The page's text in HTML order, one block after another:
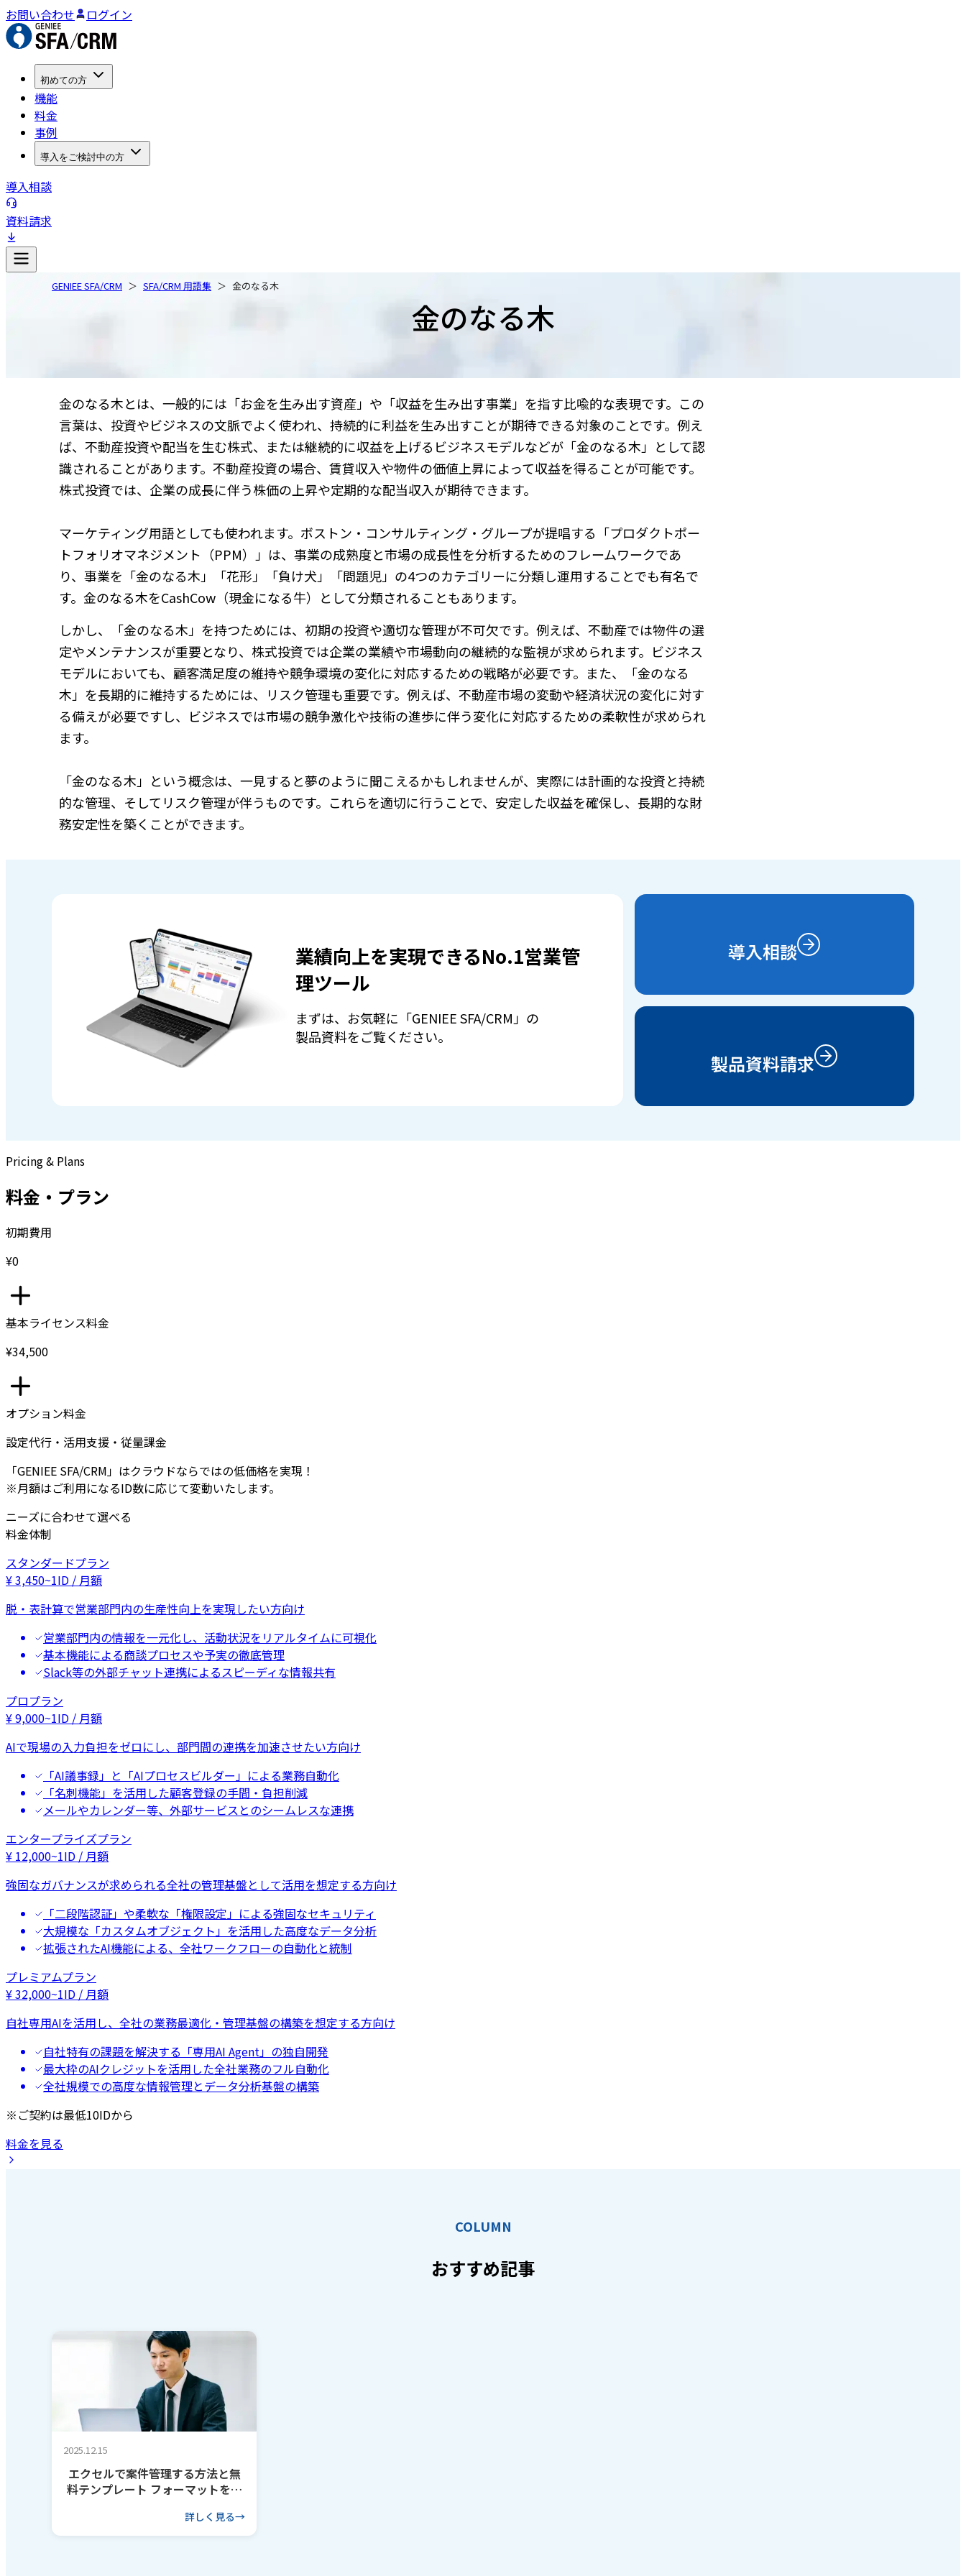
お問い合わせ ログイン
初めての方
機能
料金
事例
導入をご検討中の方
導入相談
資料請求
GENIEE SFA/CRM SFA/CRM 用語集 金のなる木
金のなる木
金のなる木とは、一般的には「お金を生み出す資産」や「収益を生み出す事業」を指す比喩的な表現です。この
言葉は、投資やビジネスの文脈でよく使われ、持続的に利益を生み出すことが期待できる対象のことです。例え
ば、不動産投資や配当を生む株式、または継続的に収益を上げるビジネスモデルなどが「金のなる木」として認
識されることがあります。不動産投資の場合、賃貸収入や物件の価値上昇によって収益を得ることが可能です。
株式投資では、企業の成長に伴う株価の上昇や定期的な配当収入が期待できます。
マーケティング用語としても使われます。ボストン・コンサルティング・グループが提唱する「プロダクトポー
トフォリオマネジメント（PPM）」は、事業の成熟度と市場の成長性を分析するためのフレームワークであ
り、事業を「金のなる木」「花形」「負け犬」「問題児」の4つのカテゴリーに分類し運用することでも有名で
す。金のなる木をCashCow（現金になる牛）として分類されることもあります。
しかし、「金のなる木」を持つためには、初期の投資や適切な管理が不可欠です。例えば、不動産では物件の選
定やメンテナンスが重要となり、株式投資では企業の業績や市場動向の継続的な監視が求められます。ビジネス
モデルにおいても、顧客満足度の維持や競争環境の変化に対応するための戦略が必要です。また、「金のなる
木」を長期的に維持するためには、リスク管理も重要です。例えば、不動産市場の変動や経済状況の変化に対す
る備えが必要ですし、ビジネスでは市場の競争激化や技術の進歩に伴う変化に対応するための柔軟性が求められ
ます。
「金のなる木」という概念は、一見すると夢のように聞こえるかもしれませんが、実際には計画的な投資と持続
的な管理、そしてリスク管理が伴うものです。これらを適切に行うことで、安定した収益を確保し、長期的な財
務安定性を築くことができます。
業績向上を実現できるNo.1営業管
理ツール
まずは、お気軽に「GENIEE SFA/CRM」の
製品資料をご覧ください。
導入相談
製品資料請求
Pricing & Plans
料金・プラン
初期費用
¥0
基本ライセンス料金
¥34,500
オプション料金
設定代行・活用支援・従量課金
「GENIEE SFA/CRM」はクラウドならではの低価格を実現！
※月額はご利用になるID数に応じて変動いたします。
ニーズに合わせて選べる
料金体制
スタンダードプラン
¥3,450~1ID / 月額
脱・表計算で営業部門内の生産性向上を実現したい方向け
営業部門内の情報を一元化し、活動状況をリアルタイムに可視化
基本機能による商談プロセスや予実の徹底管理
Slack等の外部チャット連携によるスピーディな情報共有
プロプラン
¥9,000~1ID / 月額
AIで現場の入力負担をゼロにし、部門間の連携を加速させたい方向け
「AI議事録」と「AIプロセスビルダー」による業務自動化
「名刺機能」を活用した顧客登録の手間・負担削減
メールやカレンダー等、外部サービスとのシームレスな連携
エンタープライズプラン
¥ 12,000~1ID / 月額
強固なガバナンスが求められる全社の管理基盤として活用を想定する方向け
「二段階認証」や柔軟な「権限設定」による強固なセキュリティ
大規模な「カスタムオブジェクト」を活用した高度なデータ分析
拡張されたAI機能による、全社ワークフローの自動化と統制
プレミアムプラン
¥32,000~1ID / 月額
自社専用AIを活用し、全社の業務最適化・管理基盤の構築を想定する方向け
自社特有の課題を解決する「専用AI Agent」の独自開発
最大枠のAIクレジットを活用した全社業務のフル自動化
全社規模での高度な情報管理とデータ分析基盤の構築
※ご契約は最低10IDから
料金を見る
COLUMN
おすすめ記事
2025.12.15
エクセルで案件管理する方法と無
料テンプレート フォーマットを作
詳しく見る